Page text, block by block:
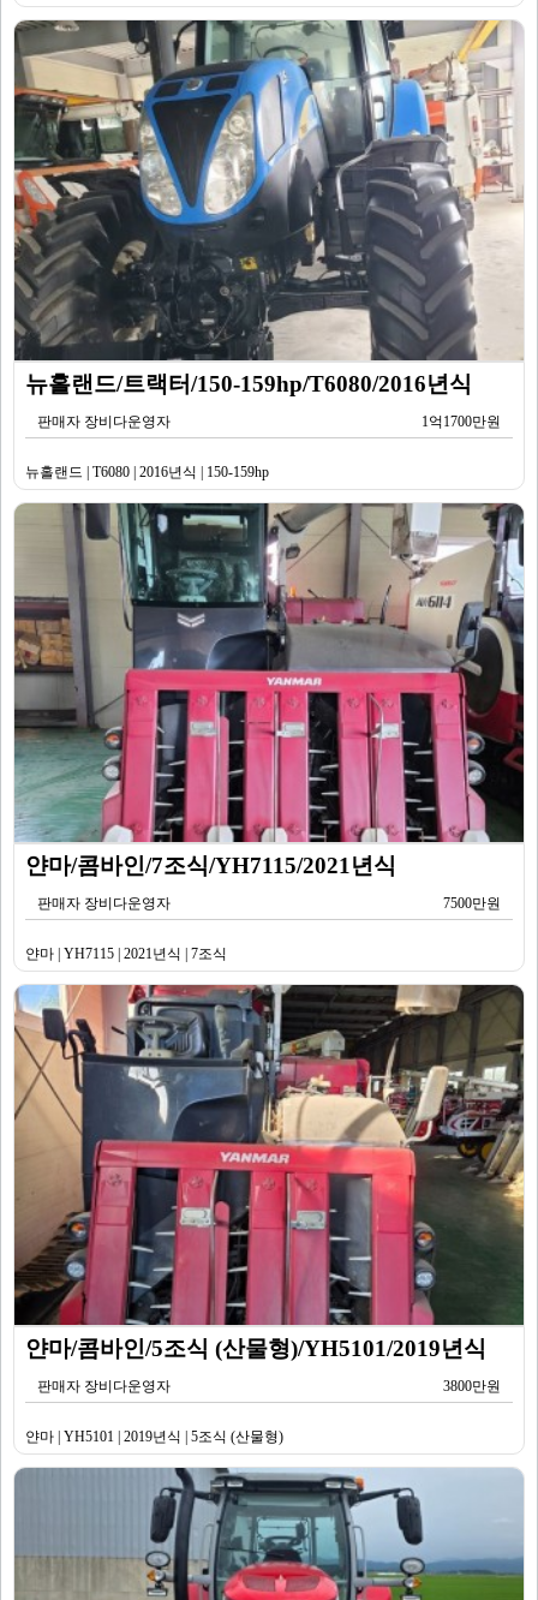
뉴홀랜드/트랙터/150-159hp/T6080/2016년식
판매자 장비다운영자 1억1700만원
뉴홀랜드 | T6080 | 2016년식 | 150-159hp
얀마/콤바인/7조식/YH7115/2021년식
판매자 장비다운영자 7500만원
얀마 | YH7115 | 2021년식 | 7조식
얀마/콤바인/5조식 (산물형)/YH5101/2019년식
판매자 장비다운영자 3800만원
얀마 | YH5101 | 2019년식 | 5조식 (산물형)